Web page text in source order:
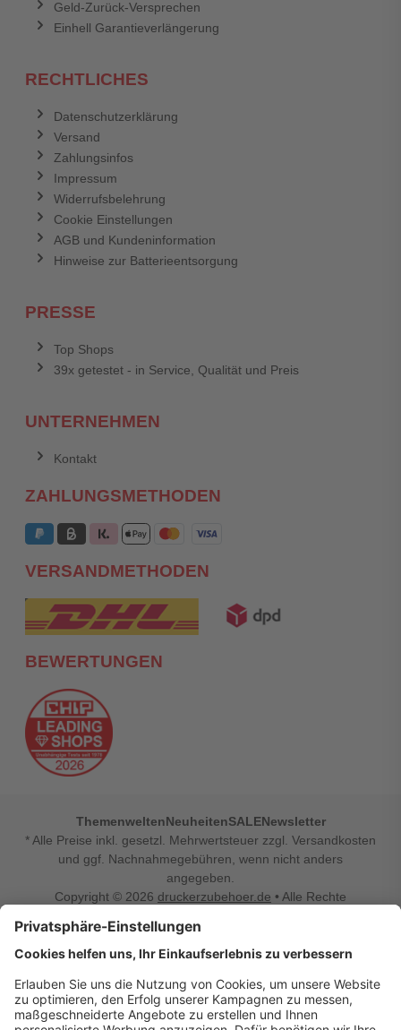
Geld-Zurück-Versprechen
Einhell Garantieverlängerung
RECHTLICHES
Datenschutzerklärung
Versand
Zahlungsinfos
Impressum
Widerrufsbelehrung
Cookie Einstellungen
AGB und Kundeninformation
Hinweise zur Batterieentsorgung
PRESSE
Top Shops
39x getestet - in Service, Qualität und Preis
UNTERNEHMEN
Kontakt
ZAHLUNGSMETHODEN
VERSANDMETHODEN
BEWERTUNGEN
ThemenweltenNeuheitenSALENewsletter
* Alle Preise inkl. gesetzl. Mehrwertsteuer zzgl. Versandkosten
und ggf. Nachnahmegebühren, wenn nicht anders
angegeben.
Copyright © 2026 druckerzubehoer.de • Alle Rechte
Vertrag widerrufen
Druckerzubehoer.de – preiswerte Qualität für Ihr Office
Sie sind auf der Suche nach dem passenden Druckerzubehör
oder Zubehör für das Büro, den Computer oder Ihr
Smartphone? Dann sind Sie bei Druckerzubehoer.de genau